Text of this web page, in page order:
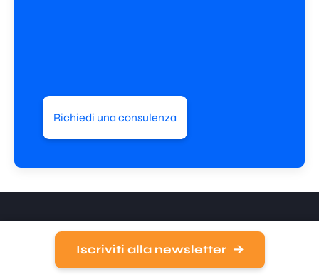
Richiedi una consulenza
Iscriviti alla newsletter